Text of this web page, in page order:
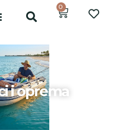
0
i oprema